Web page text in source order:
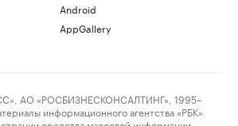
Android
AppGallery
АО «РОСБИЗНЕСКОНСАЛТИНГ», 1995–
информационного агентства «РБК»